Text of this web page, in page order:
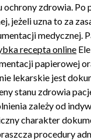
zdrowia.
jeżeli uzna to za
medycznej.
recepta online
papierowej
lekarskie jest
stanu zdrowia
zależy od
charakter
procedury